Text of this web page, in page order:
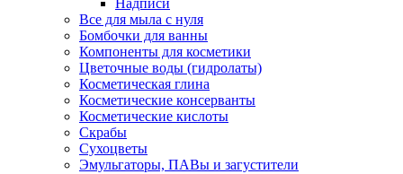
Все для мыла с нуля
Бомбочки для ванны
Компоненты для косметики
Цветочные воды (гидролаты)
Косметическая глина
Косметические консерванты
Косметические кислоты
Скрабы
Сухоцветы
Эмульгаторы, ПАВы и загустители